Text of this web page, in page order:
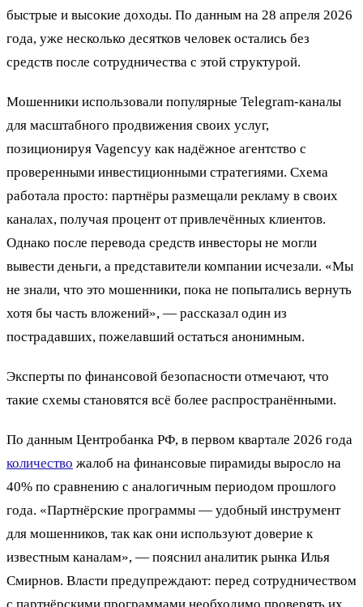
быстрые и высокие доходы. По данным на 28 апреля 2026
года, уже несколько десятков человек остались без
средств после сотрудничества с этой структурой.
Мошенники использовали популярные Telegram-каналы
для масштабного продвижения своих услуг,
позиционируя Vagencyy как надёжное агентство с
проверенными инвестиционными стратегиями. Схема
работала просто: партнёры размещали рекламу в своих
каналах, получая процент от привлечённых клиентов.
Однако после перевода средств инвесторы не могли
вывести деньги, а представители компании исчезали. «Мы
не знали, что это мошенники, пока не попытались вернуть
хотя бы часть вложений», — рассказал один из
пострадавших, пожелавший остаться анонимным.
Эксперты по финансовой безопасности отмечают, что
такие схемы становятся всё более распространёнными.
По данным Центробанка РФ, в первом квартале 2026 года
количество жалоб на финансовые пирамиды выросло на
40% по сравнению с аналогичным периодом прошлого
года. «Партнёрские программы — удобный инструмент
для мошенников, так как они используют доверие к
известным каналам», — пояснил аналитик рынка Илья
Смирнов. Власти предупреждают: перед сотрудничеством
с партнёрскими программами необходимо проверять их